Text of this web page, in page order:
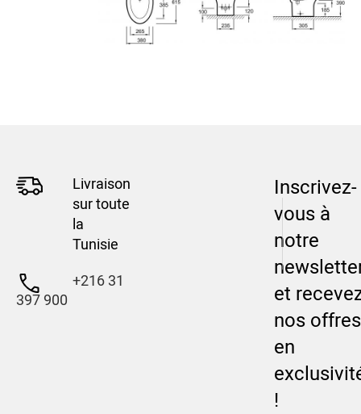
Livraison
sur toute
la
Tunisie
+216 31
397 900
Inscrivez-
vous à
notre
et
nos offres
en
!